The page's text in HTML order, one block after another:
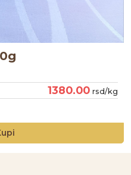
1380.00 rsd/kg